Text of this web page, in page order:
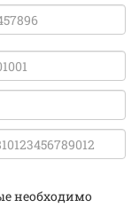
необходимо